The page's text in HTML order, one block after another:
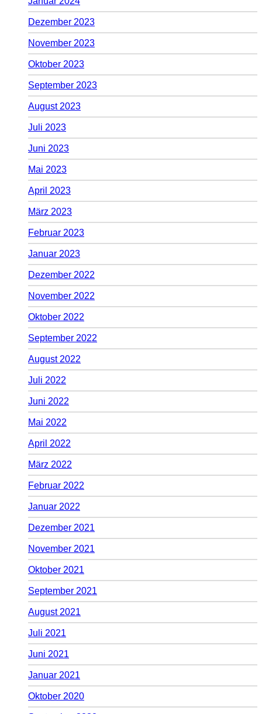
Dezember 2023
November 2023
Oktober 2023
September 2023
August 2023
Juli 2023
Juni 2023
Mai 2023
April 2023
März 2023
Februar 2023
Januar 2023
Dezember 2022
November 2022
Oktober 2022
September 2022
August 2022
Juli 2022
Juni 2022
Mai 2022
April 2022
März 2022
Februar 2022
Januar 2022
Dezember 2021
November 2021
Oktober 2021
September 2021
August 2021
Juli 2021
Juni 2021
Januar 2021
Oktober 2020